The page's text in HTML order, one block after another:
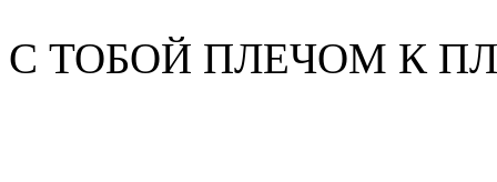
С ТОБОЙ ПЛЕЧОМ К